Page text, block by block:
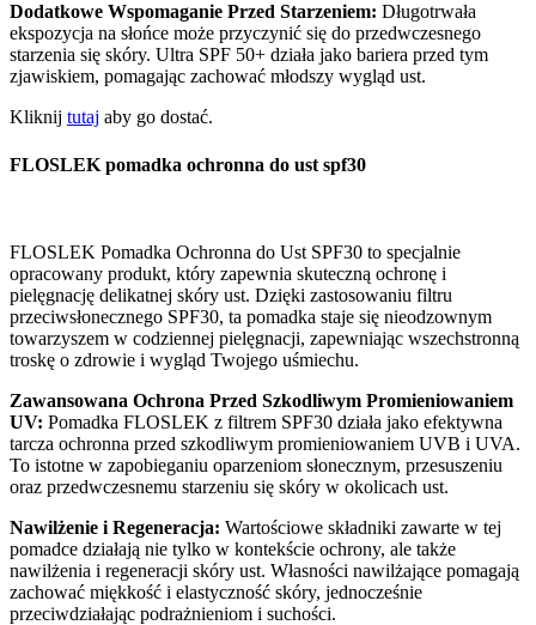
Dodatkowe Wspomaganie Przed Starzeniem: Długotrwała
ekspozycja na słońce może przyczynić się do przedwczesnego
starzenia się skóry. Ultra SPF 50+ działa jako bariera przed tym
zjawiskiem, pomagając zachować młodszy wygląd ust.
Kliknij tutaj aby go dostać.
FLOSLEK pomadka ochronna do ust spf30
FLOSLEK Pomadka Ochronna do Ust SPF30 to specjalnie
opracowany produkt, który zapewnia skuteczną ochronę i
pielęgnację delikatnej skóry ust. Dzięki zastosowaniu filtru
przeciwsłonecznego SPF30, ta pomadka staje się nieodzownym
towarzyszem w codziennej pielęgnacji, zapewniając wszechstronną
troskę o zdrowie i wygląd Twojego uśmiechu.
Zawansowana Ochrona Przed Szkodliwym Promieniowaniem
UV: Pomadka FLOSLEK z filtrem SPF30 działa jako efektywna
tarcza ochronna przed szkodliwym promieniowaniem UVB i UVA.
To istotne w zapobieganiu oparzeniom słonecznym, przesuszeniu
oraz przedwczesnemu starzeniu się skóry w okolicach ust.
Nawilżenie i Regeneracja: Wartościowe składniki zawarte w tej
pomadce działają nie tylko w kontekście ochrony, ale także
nawilżenia i regeneracji skóry ust. Własności nawilżające pomagają
zachować miękkość i elastyczność skóry, jednocześnie
przeciwdziałając podrażnieniom i suchości.